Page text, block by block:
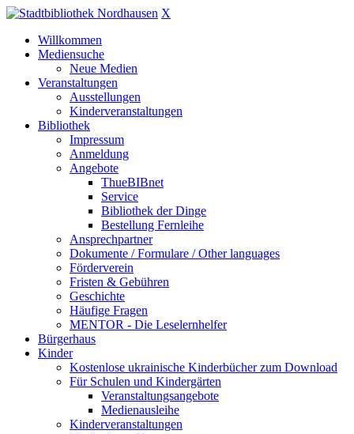
X
Willkommen
Mediensuche
Neue Medien
Veranstaltungen
Ausstellungen
Kinderveranstaltungen
Bibliothek
Impressum
Anmeldung
Angebote
ThueBIBnet
Service
Bibliothek der Dinge
Bestellung Fernleihe
Ansprechpartner
Dokumente / Formulare / Other languages
Förderverein
Fristen & Gebühren
Geschichte
Häufige Fragen
MENTOR - Die Leselernhelfer
Bürgerhaus
Kinder
Kostenlose ukrainische Kinderbücher zum Download
Für Schulen und Kindergärten
Veranstaltungsangebote
Medienausleihe
Kinderveranstaltungen